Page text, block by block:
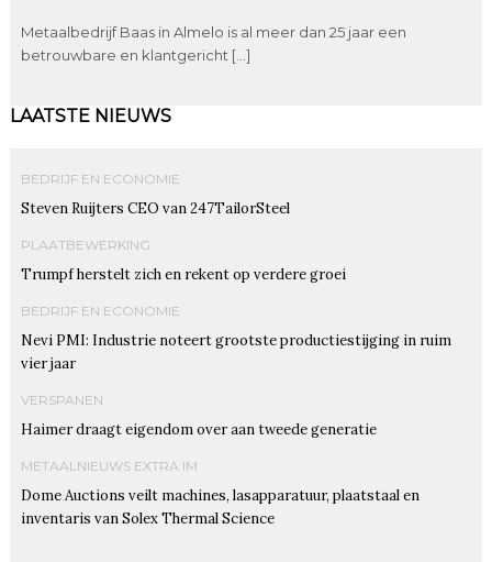
Metaalbedrijf Baas in Almelo is al meer dan 25 jaar een
betrouwbare en klantgericht […]
LAATSTE NIEUWS
BEDRIJF EN ECONOMIE
Steven Ruijters CEO van 247TailorSteel
PLAATBEWERKING
Trumpf herstelt zich en rekent op verdere groei
BEDRIJF EN ECONOMIE
Nevi PMI: Industrie noteert grootste productiestijging in ruim
vier jaar
VERSPANEN
Haimer draagt eigendom over aan tweede generatie
METAALNIEUWS EXTRA IM
Dome Auctions veilt machines, lasapparatuur, plaatstaal en
inventaris van Solex Thermal Science